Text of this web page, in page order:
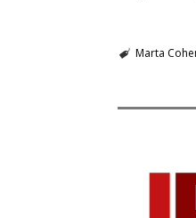
Marta